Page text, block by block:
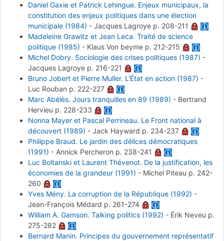
Daniel Gaxie et Patrick Lehingue. Enjeux municipaux, la
constitution des enjeux politiques dans une élection
municipale (1984) - Jacques Lagroye p. 208-211
Madeleine Grawitz et Jean Leca. Traité de science
politique (1985) - Klaus Von beyme p. 212-215
Michel Dobry. Sociologie des crises politiques (1987) -
Jacques Lagroye p. 216-221
Bruno Jobert et Pierre Muller. L'État en action (1987) -
Luc Rouban p. 222-227
Marc Abélès. Jours tranquilles en 89 (1989) - Bertrand
Hervieu p. 228-233
Nonna Mayer et Pascal Perrineau. Le Front national à
découvert (1989) - Jack Hayward p. 234-237
Philippe Braud. Le jardin des délices démocratiques
(1991) - Annick Percheron p. 238-241
Luc Boltanski et Laurent Thévenot. De la justification, les
économies de la grandeur (1991) - Michel Piteau p. 242-
260
Yves Mény. La corruption de la République (1992) -
Jean-François Médard p. 261-274
William A. Gamson. Talking politics (1992) - Érik Neveu p.
275-282
Bernard Manin. Principes du gouvernement représentatif